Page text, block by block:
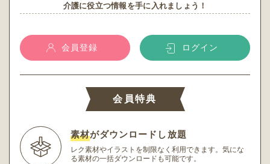
介護に役立つ情報を手に入れましょう！
会員登録 ログイン
会員特典
素材がダウンロードし放題
レク素材やイラストを制限なく利用できます。 気にな
る素材の一括ダウンロードも可能です。